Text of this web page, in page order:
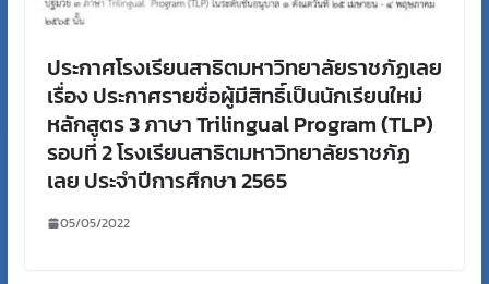
ประกาศโรงเรียนสาธิตมหาวิทยาลัยราชภัฏเลย
เรื่อง ประกาศรายชื่อผู้มีสิทธิ์เป็นนักเรียนใหม่
หลักสูตร 3 ภาษา Trilingual Program (TLP)
รอบที่ 2 โรงเรียนสาธิตมหาวิทยาลัยราชภัฏ
เลย ประจำปีการศึกษา 2565
05/05/2022